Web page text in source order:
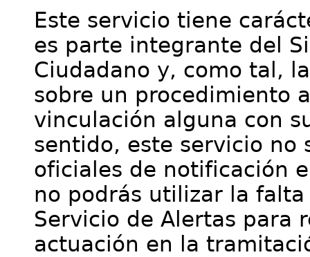
Este servicio tiene
es parte integrante del
Ciudadano y, como tal,
sobre un procedimiento
vinculación alguna con
sentido, este servicio no
oficiales de notificación
no podrás utilizar la
Servicio de Alertas para
actuación en la